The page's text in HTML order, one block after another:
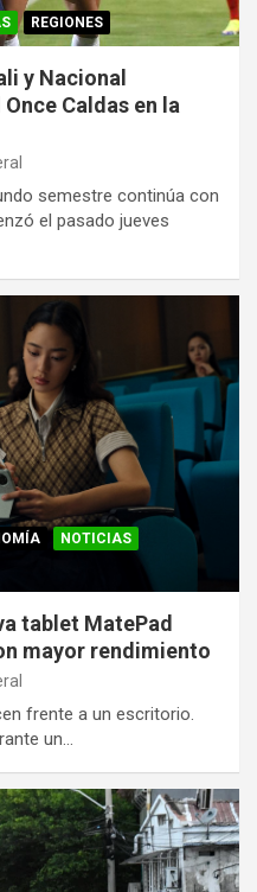
REGIONES
y Nacional
Caldas en la
semestre continúa con
el pasado jueves
NOTICIAS
tablet MatePad
mayor rendimiento
frente a un escritorio.
un…